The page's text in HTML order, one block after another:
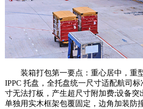
装箱打包第一要点：重心居中，重
IPPC 托盘，全托盘统一尺寸适配航司
寸无法打板，产生超尺寸附加费;设备突
单独用实木框架包覆固定，边角加装防